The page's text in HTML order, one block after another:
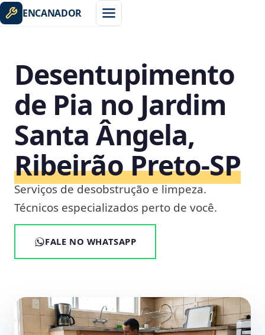
ENCANADOR
Desentupimento
de Pia no Jardim
Santa Ângela,
Ribeirão Preto‑SP
Serviços de desobstrução e limpeza.
Técnicos especializados perto de você.
FALE NO WHATSAPP